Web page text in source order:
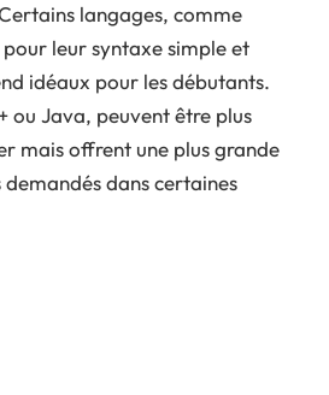
langages, comme
leur syntaxe simple et
idéaux pour les débutants.
ou Java, peuvent être plus
mais offrent une plus grande
dans certaines